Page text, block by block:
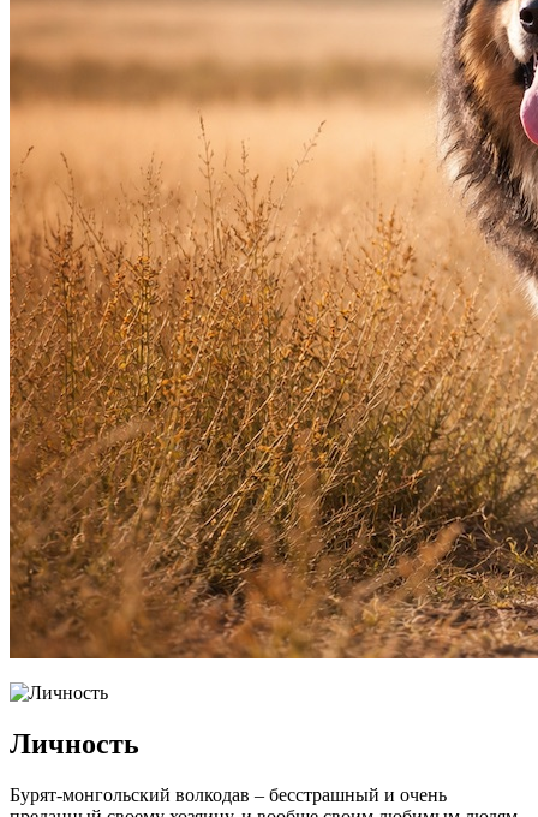
Личность
Бурят-монгольский волкодав – бесстрашный и очень